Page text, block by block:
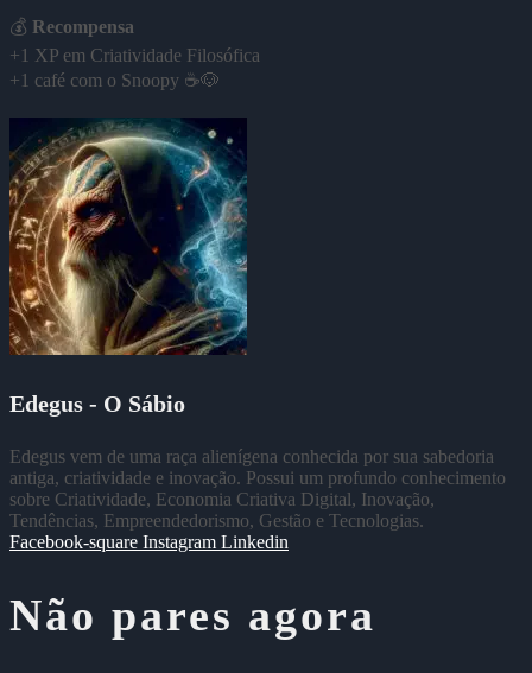
💰 Recompensa
+1 XP em Criatividade Filosófica
+1 café com o Snoopy ☕🐶
Edegus - O Sábio
Edegus vem de uma raça alienígena conhecida por sua sabedoria
antiga, criatividade e inovação. Possui um profundo conhecimento
sobre Criatividade, Economia Criativa Digital, Inovação,
Tendências, Empreendedorismo, Gestão e Tecnologias.
Facebook-square Instagram Linkedin
Não pares agora